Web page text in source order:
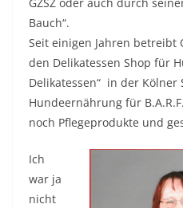
Bauch“.
Seit einigen Jahren betreibt
den Delikatessen Shop für
Delikatessen“ in der Kölner
Hundeernährung für
noch Pflegeprodukte und
Ich
war ja
nicht